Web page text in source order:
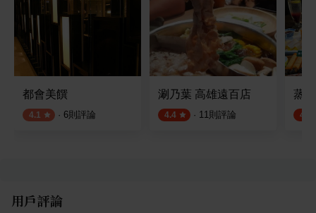
都會美饌
4.1 · 6則評論
涮乃葉 高雄遠百店
4.4 · 11則評論
蒸
4.9
用戶評論